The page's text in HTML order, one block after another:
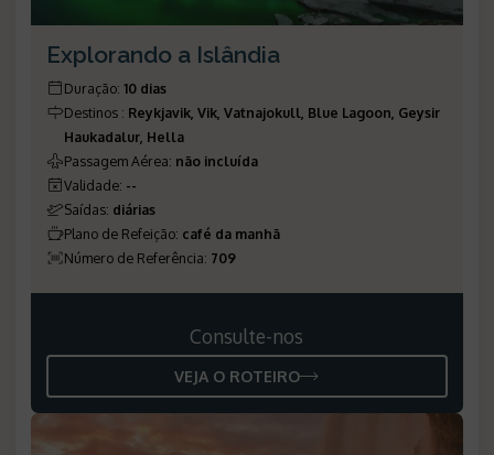
Explorando a Islândia
Duração: 10 dias
Destinos : Reykjavik, Vik, Vatnajokull, Blue Lagoon, Geysir
Haukadalur, Hella
Passagem Aérea: não incluída
Validade: --
Saídas: diárias
Plano de Refeição: café da manhã
Número de Referência: 709
Consulte-nos
VEJA O ROTEIRO